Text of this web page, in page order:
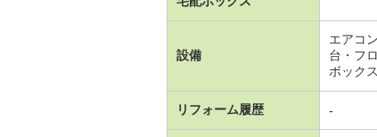
設備
エアコ
台・フ
ボック
リフォーム履歴 -